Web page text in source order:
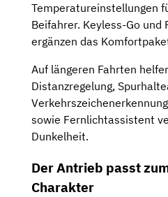
Temperatureinstellungen
Beifahrer. Keyless-Go und
ergänzen das
Auf längeren Fahrten
Distanzregelung,
sowie Fernlichtassistent
Dunkelheit.
Der Antrieb passt
Charakter